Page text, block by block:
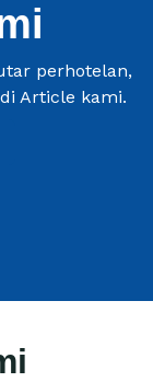
perhotelan,
Article kami.